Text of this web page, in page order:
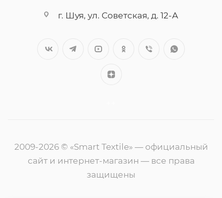
г. Шуя, ул. Советская, д. 12-А
2009-2026 © «Smart Textile» — официальный
сайт и интернет-магазин — все права
защищены